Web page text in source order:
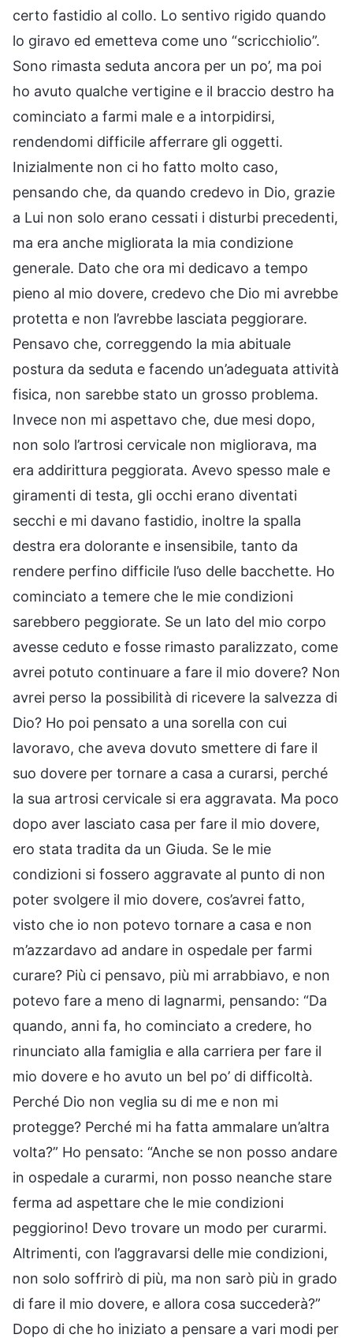
certo fastidio al collo. Lo sentivo rigido quando
lo giravo ed emetteva come uno “scricchiolio”.
Sono rimasta seduta ancora per un po’, ma poi
ho avuto qualche vertigine e il braccio destro ha
cominciato a farmi male e a intorpidirsi,
rendendomi difficile afferrare gli oggetti.
Inizialmente non ci ho fatto molto caso,
pensando che, da quando credevo in Dio, grazie
a Lui non solo erano cessati i disturbi precedenti,
ma era anche migliorata la mia condizione
generale. Dato che ora mi dedicavo a tempo
pieno al mio dovere, credevo che Dio mi avrebbe
protetta e non l’avrebbe lasciata peggiorare.
Pensavo che, correggendo la mia abituale
postura da seduta e facendo un’adeguata attività
fisica, non sarebbe stato un grosso problema.
Invece non mi aspettavo che, due mesi dopo,
non solo l’artrosi cervicale non migliorava, ma
era addirittura peggiorata. Avevo spesso male e
giramenti di testa, gli occhi erano diventati
secchi e mi davano fastidio, inoltre la spalla
destra era dolorante e insensibile, tanto da
rendere perfino difficile l’uso delle bacchette. Ho
cominciato a temere che le mie condizioni
sarebbero peggiorate. Se un lato del mio corpo
avesse ceduto e fosse rimasto paralizzato, come
avrei potuto continuare a fare il mio dovere? Non
avrei perso la possibilità di ricevere la salvezza di
Dio? Ho poi pensato a una sorella con cui
lavoravo, che aveva dovuto smettere di fare il
suo dovere per tornare a casa a curarsi, perché
la sua artrosi cervicale si era aggravata. Ma poco
dopo aver lasciato casa per fare il mio dovere,
ero stata tradita da un Giuda. Se le mie
condizioni si fossero aggravate al punto di non
poter svolgere il mio dovere, cos’avrei fatto,
visto che io non potevo tornare a casa e non
m’azzardavo ad andare in ospedale per farmi
curare? Più ci pensavo, più mi arrabbiavo, e non
potevo fare a meno di lagnarmi, pensando: “Da
quando, anni fa, ho cominciato a credere, ho
rinunciato alla famiglia e alla carriera per fare il
mio dovere e ho avuto un bel po’ di difficoltà.
Perché Dio non veglia su di me e non mi
protegge? Perché mi ha fatta ammalare un’altra
volta?” Ho pensato: “Anche se non posso andare
in ospedale a curarmi, non posso neanche stare
ferma ad aspettare che le mie condizioni
peggiorino! Devo trovare un modo per curarmi.
Altrimenti, con l’aggravarsi delle mie condizioni,
non solo soffrirò di più, ma non sarò più in grado
di fare il mio dovere, e allora cosa succederà?”
Dopo di che ho iniziato a pensare a vari modi per